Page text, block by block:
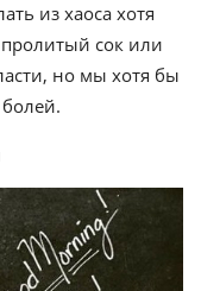
из хаоса хотя
сок или
но мы хотя бы